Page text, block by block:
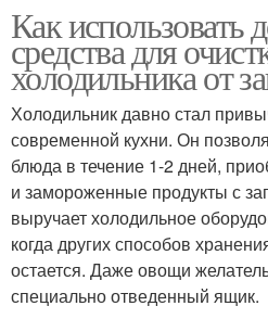
Как использовать
средства для
холодильника от
Холодильник давно стал
современной кухни. Он
блюда в течение 1-2 дней,
и замороженные продукты с
выручает холодильное
когда других способов
остается. Даже овощи
специально отведенный ящик.